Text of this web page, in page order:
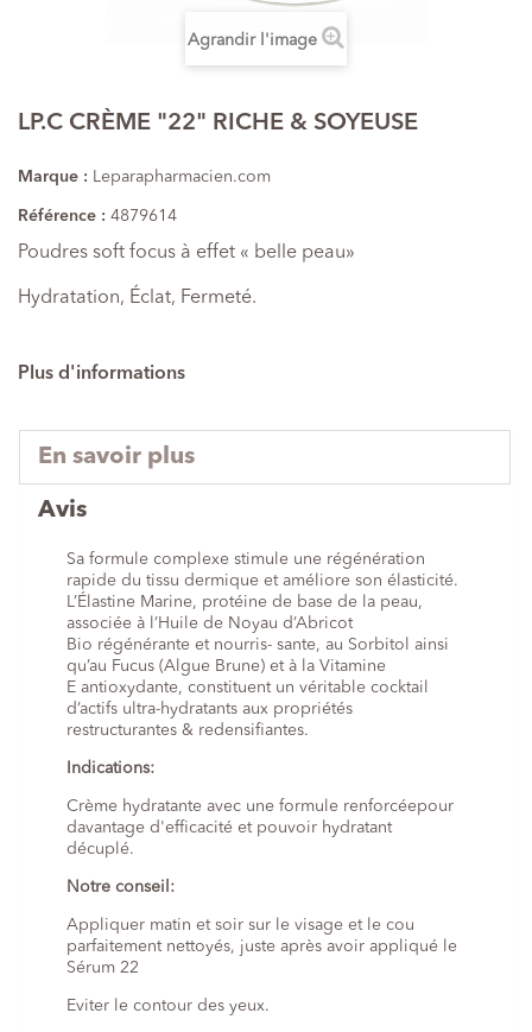
Agrandir l'image
LP.C CRÈME "22" RICHE & SOYEUSE
Marque : Leparapharmacien.com
Référence : 4879614
Poudres soft focus à effet « belle peau»
Hydratation, Éclat, Fermeté.
Plus d'informations
En savoir plus
Avis
Sa formule complexe stimule une régénération
rapide du tissu dermique et améliore son élasticité.
L’Élastine Marine, protéine de base de la peau,
associée à l’Huile de Noyau d’Abricot
Bio régénérante et nourris- sante, au Sorbitol ainsi
qu’au Fucus (Algue Brune) et à la Vitamine
E antioxydante, constituent un véritable cocktail
d’actifs ultra-hydratants aux propriétés
restructurantes & redensifiantes.
Indications:
Crème hydratante avec une formule renforcéepour
davantage d'efficacité et pouvoir hydratant
décuplé.
Notre conseil:
Appliquer matin et soir sur le visage et le cou
parfaitement nettoyés, juste après avoir appliqué le
Sérum 22
Eviter le contour des yeux.